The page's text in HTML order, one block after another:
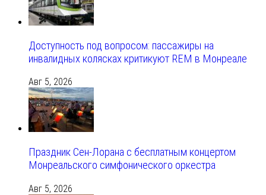
Доступность под вопросом: пассажиры на
инвалидных колясках критикуют REM в Монреале
Авг 5, 2026
Праздник Сен-Лорана с бесплатным концертом
Монреальского симфонического оркестра
Авг 5, 2026